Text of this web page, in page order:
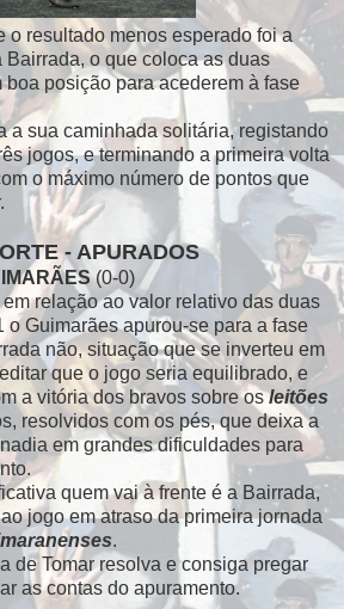
o resultado menos esperado foi a
Bairrada, o que coloca as duas
posição para acederem à fase
a sua caminhada solitária, registando
jogos, e terminando a primeira volta
o máximo número de pontos que
- APURADOS
(0-0)
relação ao valor relativo das duas
o Guimarães apurou-se para a fase
não, situação que se inverteu em
que o jogo seria equilibrado, e
a vitória dos bravos sobre osleitões
resolvidos com os pés, que deixa a
em grandes dificuldades para
quem vai à frente é a Bairrada,
jogo em atraso da primeira jornada
.
de Tomar resolva e consiga pregar
as contas do apuramento.